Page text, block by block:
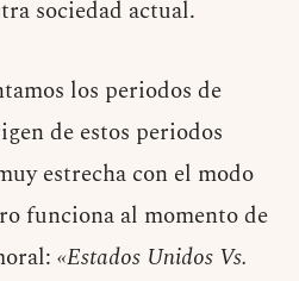
sociedad actual.
los periodos de
de estos periodos
estrecha con el modo
funciona al momento de
«Estados Unidos Vs.